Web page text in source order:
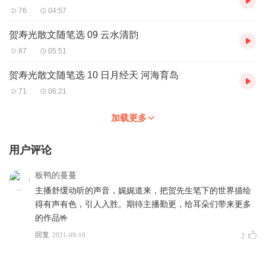
76 04:57
贺寿光散文随笔选 09 云水清韵
87 05:51
贺寿光散文随笔选 10 日月经天 河海育岛
71 06:21
加载更多
用户评论
板鸭的蔓蔓
主播舒缓动听的声音，娓娓道来，把贺先生笔下的世界描绘
得有声有色，引人入胜。期待主播勤更，给耳朵们带来更多
的作品🤟
回复 2021-09-10 2